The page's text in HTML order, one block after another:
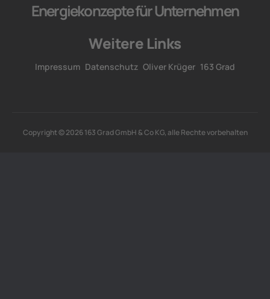
Energiekonzepte für Unternehmen
Weitere Links
Impressum Datenschutz Oliver Krüger 163 Grad
Copyright © 2026 163 Grad GmbH & Co KG, alle Rechte vorbehalten